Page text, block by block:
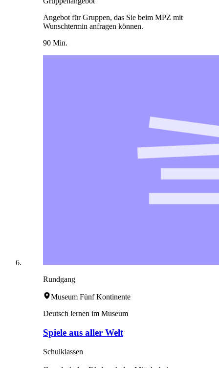
Angebot für Gruppen, das Sie beim MPZ mit
Wunschtermin anfragen können.
90 Min.
Rundgang
Museum Fünf Kontinente
Deutsch lernen im Museum
Spiele aus aller Welt
Schulklassen